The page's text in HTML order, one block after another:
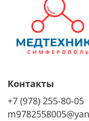
Контакты
+7 (978) 255-80-05